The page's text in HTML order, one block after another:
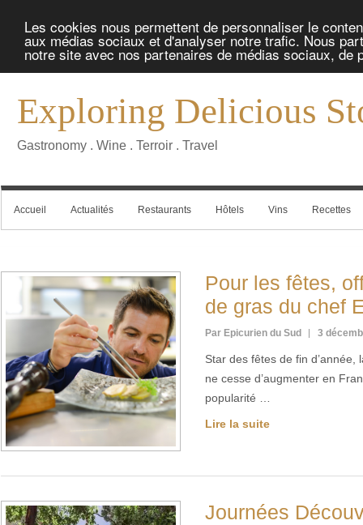
Les cookies nous permettent de personnaliser le
aux médias sociaux et d'analyser notre trafic. Nous
notre site avec nos partenaires de médias sociaux, de
Exploring Delicious
Gastronomy . Wine . Terroir . Travel
Accueil Actualités Restaurants Hôtels Vins Recettes
Pour les fêtes,
de gras du chef
Par Epicurien du Sud 3
Star des fêtes de fin
ne cesse d’augmenter en
popularité …
Lire la suite
Journées